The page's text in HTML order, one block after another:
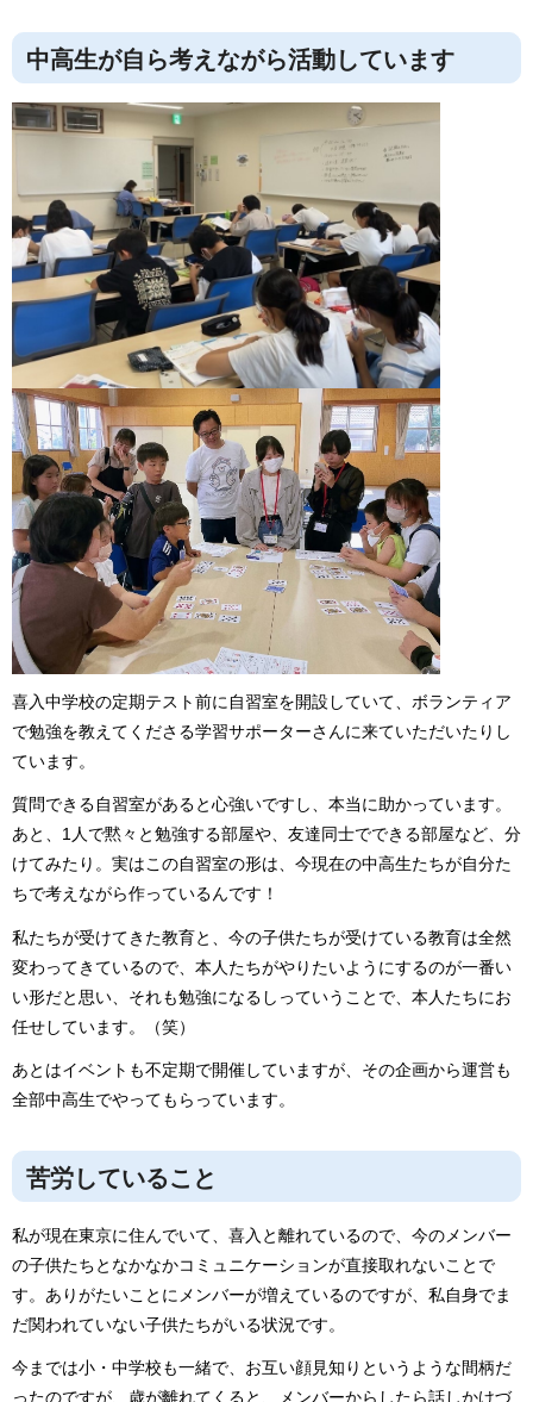
中高生が自ら考えながら活動しています
喜入中学校の定期テスト前に自習室を開設していて、ボランティア
で勉強を教えてくださる学習サポーターさんに来ていただいたりし
ています。
質問できる自習室があると心強いですし、本当に助かっています。
あと、1人で黙々と勉強する部屋や、友達同士でできる部屋など、分
けてみたり。実はこの自習室の形は、今現在の中高生たちが自分た
ちで考えながら作っているんです！
私たちが受けてきた教育と、今の子供たちが受けている教育は全然
変わってきているので、本人たちがやりたいようにするのが一番い
い形だと思い、それも勉強になるしっていうことで、本人たちにお
任せしています。（笑）
あとはイベントも不定期で開催していますが、その企画から運営も
全部中高生でやってもらっています。
苦労していること
私が現在東京に住んでいて、喜入と離れているので、今のメンバー
の子供たちとなかなかコミュニケーションが直接取れないことで
す。ありがたいことにメンバーが増えているのですが、私自身でま
だ関われていない子供たちがいる状況です。
今までは小・中学校も一緒で、お互い顔見知りというような間柄だ
ったのですが、歳が離れてくると、メンバーからしたら話しかけづ